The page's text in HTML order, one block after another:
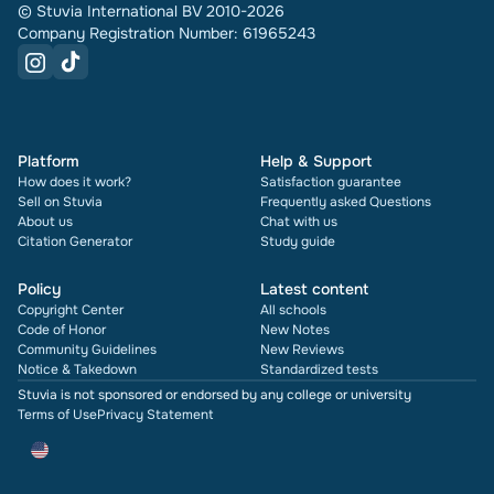
© Stuvia International BV 2010-2026
Company Registration Number: 61965243
Platform
How does it work?
Sell on Stuvia
About us
Citation Generator
Help & Support
Satisfaction guarantee
Frequently asked Questions
Chat with us
Study guide
Policy
Copyright Center
Code of Honor
Community Guidelines
Notice & Takedown
Latest content
All schools
New Notes
New Reviews
Standardized tests
Stuvia is not sponsored or endorsed by any college or university
Terms of UsePrivacy Statement